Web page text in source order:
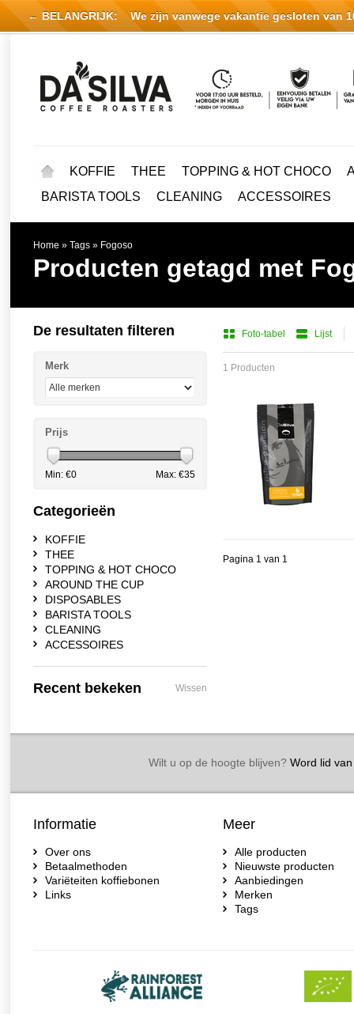
KOFFIE THEE TOPPING & HOT CHOCO
BARISTA TOOLS
CLEANING ACCESSOIRES
Home » Tags » Fogoso
Producten getagd met
Foto-tabel Lijst
1 Producten
Pagina 1 van 1
De resultaten filteren
Merk
Prijs
Min: €0 Max: €35
Categorieën
KOFFIE
THEE
TOPPING & HOT CHOCO
AROUND THE CUP
DISPOSABLES
BARISTA TOOLS
CLEANING
ACCESSOIRES
Recent bekeken Wissen
Wilt u op de hoogte blijven?Word lid van
Informatie
Over ons
Betaalmethoden
Variëteiten koffiebonen
Links
Meer
Alle producten
Nieuwste producten
Aanbiedingen
Merken
Tags
← BELANGRIJK: We zijn vanwege vakantie gesloten van